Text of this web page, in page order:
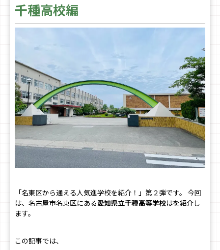
千種高校編
「名東区から通える人気進学校を紹介！」第２弾です。 今回
は、名古屋市名東区にある愛知県立千種高等学校はを紹介し
ます。
この記事では、